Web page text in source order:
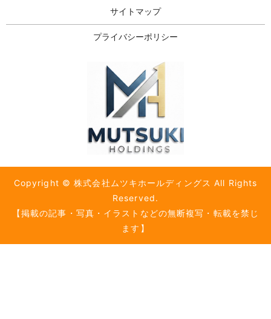
サイトマップ
プライバシーポリシー
Copyright © 株式会社ムツキホールディングス All Rights
Reserved.
【掲載の記事・写真・イラストなどの無断複写・転載を禁じ
ます】